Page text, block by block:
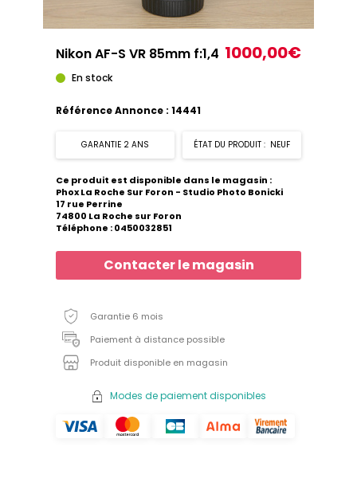
Nikon AF-S VR 85mm f:1,4 1000,00€
En stock
Référence Annonce : 14441
GARANTIE 2 ANS ÉTAT DU PRODUIT : NEUF
Ce produit est disponible dans le magasin :
Phox La Roche Sur Foron - Studio Photo Bonicki
17 rue Perrine
74800 La Roche sur Foron
Téléphone : 0450032851
Contacter le magasin
Garantie 6 mois
Paiement à distance possible
Produit disponible en magasin
Modes de paiement disponibles